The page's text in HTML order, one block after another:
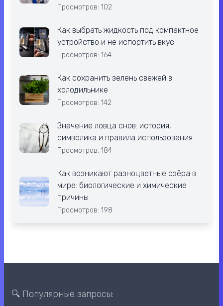
Просмотров: 102
Как выбрать жидкость под компактное
устройство и не испортить вкус
Просмотров: 164
Как сохранить зелень свежей в
холодильнике
Просмотров: 142
Значение ловца снов: история,
символика и правила использования
Просмотров: 184
Как возникают разноцветные озёра в
мире: биологические и химические
причины
Просмотров: 198
🔍 Популярные запросы: